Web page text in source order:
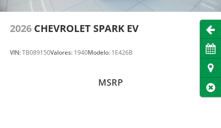
2026 CHEVROLET SPARK EV
VIN:TB089150Valores: 1940Modelo: 1E426B
MSRP